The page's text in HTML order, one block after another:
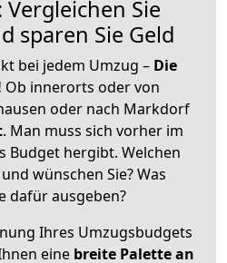
Vergleichen Sie
sparen Sie Geld
bei jedem Umzug – Die
Ob innerorts oder von
oder nach Markdorf
. Man muss sich vorher im
Budget hergibt. Welchen
wünschen Sie? Was
dafür ausgeben?
Ihres Umzugsbudgets
eine breite Palette an